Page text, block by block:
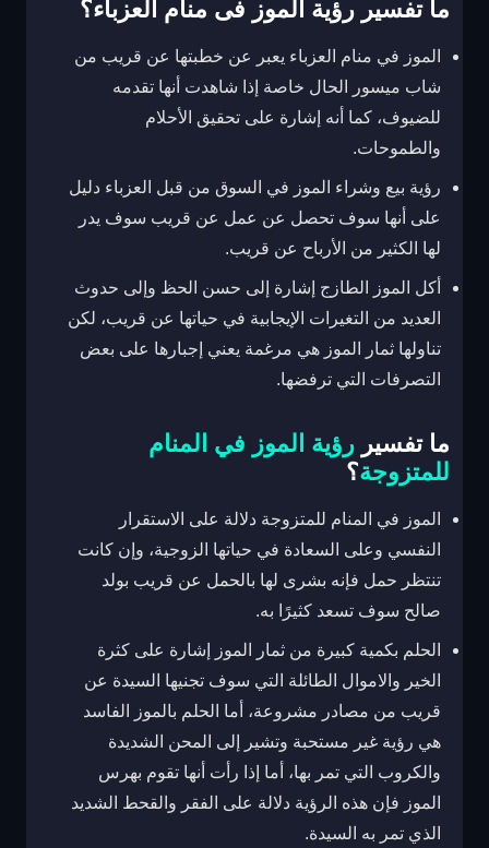
ما تفسير رؤية الموز فى منام العزباء؟
الموز في منام العزباء يعبر عن خطبتها عن قريب من
شاب ميسور الحال خاصة إذا شاهدت أنها تقدمه
للضيوف، كما أنه إشارة على تحقيق الأحلام
والطموحات.
رؤية بيع وشراء الموز في السوق من قبل العزباء دليل
على أنها سوف تحصل عن عمل عن قريب سوف يدر
لها الكثير من الأرباح عن قريب.
أكل الموز الطازج إشارة إلى حسن الحظ وإلى حدوث
العديد من التغيرات الإيجابية في حياتها عن قريب، لكن
تناولها ثمار الموز هي مرغمة يعني إجبارها على بعض
التصرفات التي ترفضها.
ما تفسير رؤية الموز في المنام
للمتزوجة؟
الموز في المنام للمتزوجة دلالة على الاستقرار
النفسي وعلى السعادة في حياتها الزوجية، وإن كانت
تنتظر حمل فإنه بشرى لها بالحمل عن قريب بولد
صالح سوف تسعد كثيرًا به.
الحلم بكمية كبيرة من ثمار الموز إشارة على كثرة
الخير والاموال الطائلة التي سوف تجنيها السيدة عن
قريب من مصادر مشروعة، أما الحلم بالموز الفاسد
هي رؤية غير مستحبة وتشير إلى المحن الشديدة
والكروب التي تمر بها، أما إذا رأت أنها تقوم بهرس
الموز فإن هذه الرؤية دلالة على الفقر والقحط الشديد
الذي تمر به السيدة.